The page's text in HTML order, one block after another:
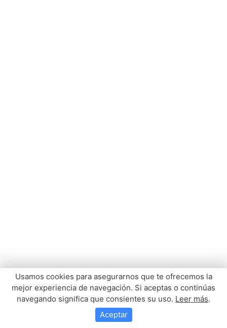
Usamos cookies para asegurarnos que te ofrecemos la
mejor experiencia de navegación. Si aceptas o continúas
navegando significa que consientes su uso. Leer más.
Aceptar